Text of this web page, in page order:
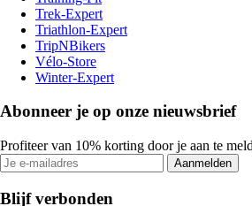
Trek-Expert
Triathlon-Expert
TripNBikers
Vélo-Store
Winter-Expert
Abonneer je op onze nieuwsbrief
Profiteer van 10% korting door je aan te
Aanmelden
Blijf verbonden